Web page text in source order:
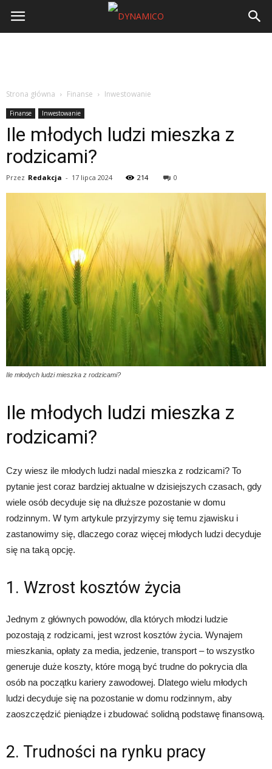
Strona główna Finanse Inwestowanie
Finanse Inwestowanie
Ile młodych ludzi mieszka z
rodzicami?
Przez Redakcja - 17 lipca 2024 214 0
Ile młodych ludzi mieszka z rodzicami?
Ile młodych ludzi mieszka z
rodzicami?
Czy wiesz ile młodych ludzi nadal mieszka z rodzicami? To
pytanie jest coraz bardziej aktualne w dzisiejszych czasach, gdy
wiele osób decyduje się na dłuższe pozostanie w domu
rodzinnym. W tym artykule przyjrzymy się temu zjawisku i
zastanowimy się, dlaczego coraz więcej młodych ludzi decyduje
się na taką opcję.
1. Wzrost kosztów życia
Jednym z głównych powodów, dla których młodzi ludzie
pozostają z rodzicami, jest wzrost kosztów życia. Wynajem
mieszkania, opłaty za media, jedzenie, transport – to wszystko
generuje duże koszty, które mogą być trudne do pokrycia dla
osób na początku kariery zawodowej. Dlatego wielu młodych
ludzi decyduje się na pozostanie w domu rodzinnym, aby
zaoszczędzić pieniądze i zbudować solidną podstawę finansową.
2. Trudności na rynku pracy